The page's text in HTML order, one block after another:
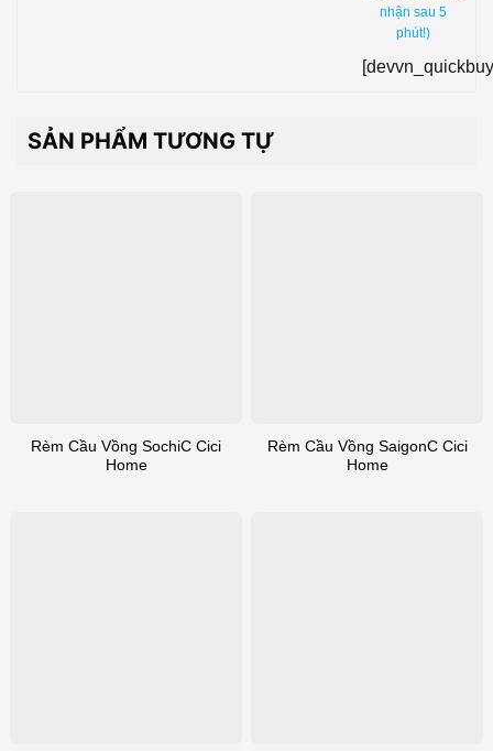
nhận sau 5
phút!)
SẢN PHẨM TƯƠNG TỰ
Rèm Cầu Vồng SochiC Cici
Home
Rèm Cầu Vồng SaigonC Cici
Home